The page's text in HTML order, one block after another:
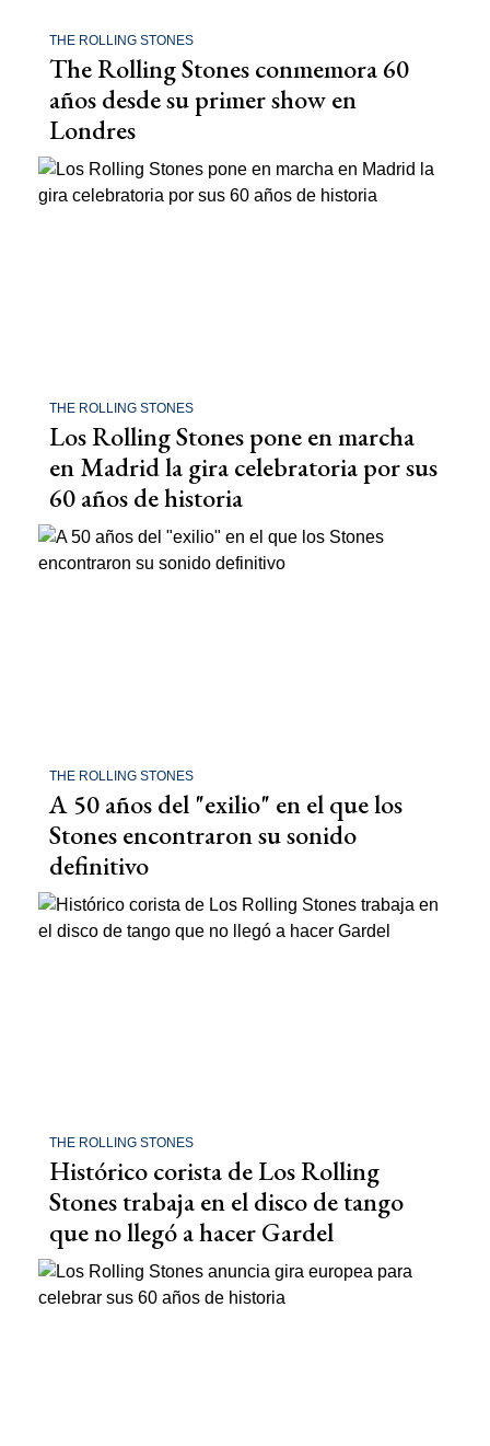
THE ROLLING STONES
The Rolling Stones conmemora 60
años desde su primer show en
Londres
THE ROLLING STONES
Los Rolling Stones pone en marcha
en Madrid la gira celebratoria por sus
60 años de historia
THE ROLLING STONES
A 50 años del "exilio" en el que los
Stones encontraron su sonido
definitivo
THE ROLLING STONES
Histórico corista de Los Rolling
Stones trabaja en el disco de tango
que no llegó a hacer Gardel